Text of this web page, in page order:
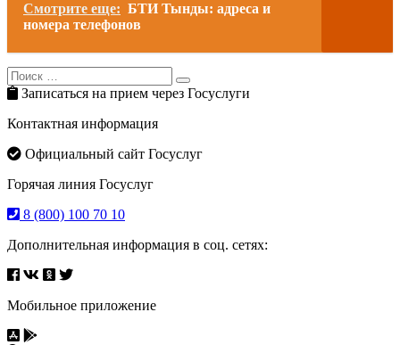
Смотрите еще: БТИ Тынды: адреса и
номера телефонов
Search
for:
Search
Записаться на прием через Госуслуги
Контактная информация
Официальный сайт Госуслуг
Горячая линия Госуслуг
8 (800) 100 70 10
Дополнительная информация в соц. сетях:
Мобильное приложение